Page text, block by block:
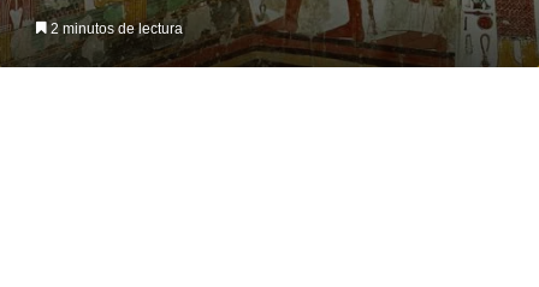
on
X
an
email
2 minutos de lectura